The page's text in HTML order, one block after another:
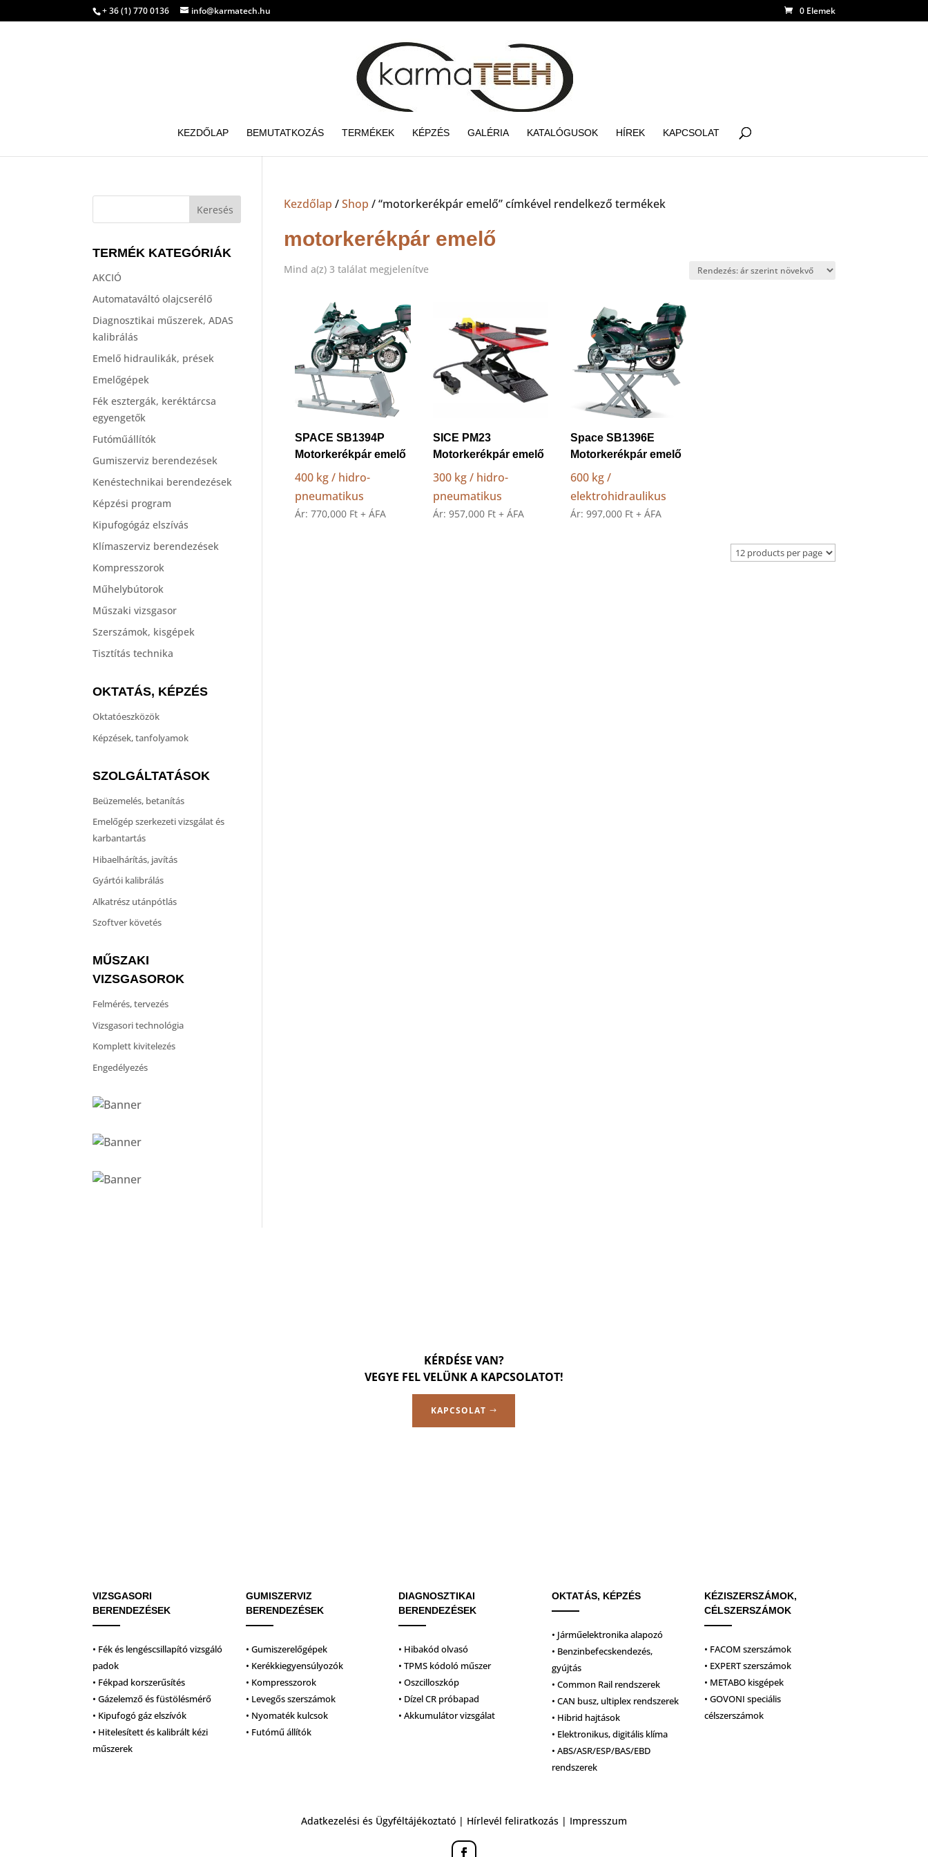
+ 36 (1) 770 0136 info@karmatech.hu 0 Elemek
KEZDŐLAP BEMUTATKOZÁS TERMÉKEK KÉPZÉS GALÉRIA KATALÓGUSOK HÍREK KAPCSOLAT
Kezdőlap /Shop / “motorkerékpár emelő” címkével rendelkező termékek
motorkerékpár emelő
Mind a(z) 3 találat megjelenítveSorted
SPACE SB1394P
Motorkerékpár emelő
400 kg / hidro-
pneumatikus
Ár:770,000 Ft + ÁFA
SICE PM23
Motorkerékpár emelő
300 kg / hidro-
pneumatikus
Ár: 957,000 Ft + ÁFA
Space SB1396E
Motorkerékpár emelő
600 kg /
elektrohidraulikus
Ár:997,000 Ft + ÁFA
TERMÉK KATEGÓRIÁK
AKCIÓ
Automataváltó olajcserélő
Diagnosztikai műszerek, ADAS
kalibrálás
Emelő hidraulikák, prések
Emelőgépek
Fék esztergák, keréktárcsa
egyengetők
Futóműállítók
Gumiszerviz berendezések
Kenéstechnikai berendezések
Képzési program
Kipufogógáz elszívás
Klímaszerviz berendezések
Kompresszorok
Műhelybútorok
Műszaki vizsgasor
Szerszámok, kisgépek
Tisztítás technika
OKTATÁS, KÉPZÉS
Oktatóeszközök
Képzések, tanfolyamok
SZOLGÁLTATÁSOK
Beüzemelés, betanítás
Emelőgép szerkezeti vizsgálat és
karbantartás
Hibaelhárítás, javítás
Gyártói kalibrálás
Alkatrész utánpótlás
Szoftver követés
MŰSZAKI
VIZSGASOROK
Felmérés, tervezés
Vizsgasori technológia
Komplett kivitelezés
Engedélyezés
KÉRDÉSE VAN?
VEGYE FEL VELÜNK A KAPCSOLATOT!
KAPCSOLAT
VIZSGASORI
BERENDEZÉSEK
• Fék és lengéscsillapító vizsgáló
padok
• Fékpad korszerűsítés
• Gázelemző és füstölésmérő
• Kipufogó gáz elszívók
• Hitelesített és kalibrált kézi
műszerek
GUMISZERVIZ
BERENDEZÉSEK
• Gumiszerelőgépek
• Kerékkiegyensúlyozók
• Kompresszorok
• Levegős szerszámok
• Nyomaték kulcsok
• Futómű állítók
DIAGNOSZTIKAI
BERENDEZÉSEK
• Hibakód olvasó
• TPMS kódoló műszer
• Oszcilloszkóp
• Dízel CR próbapad
• Akkumulátor vizsgálat
OKTATÁS, KÉPZÉS
• Járműelektronika alapozó
• Benzinbefecskendezés,
gyújtás
• Common Rail rendszerek
• CAN busz, ultiplex rendszerek
• Hibrid hajtások
• Elektronikus, digitális klíma
• ABS/ASR/ESP/BAS/EBD
rendszerek
KÉZISZERSZÁMOK,
CÉLSZERSZÁMOK
• FACOM szerszámok
• EXPERT szerszámok
• METABO kisgépek
• GOVONI speciális
célszerszámok
Adatkezelési és Ügyféltájékoztató | Hírlevél feliratkozás | Impresszum